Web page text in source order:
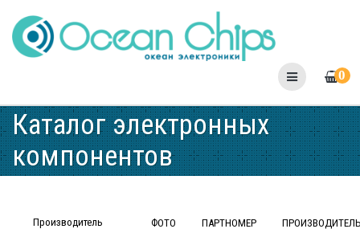
to
content
0
Каталог электронных
компонентов
Производитель ФОТО ПАРТНОМЕР